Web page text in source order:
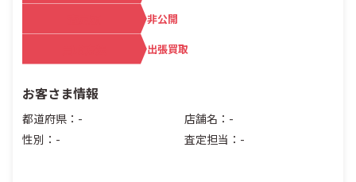
非公開
出張買取
お客さま情報
都道府県：-
店舗名：-
性別：-
査定担当：-